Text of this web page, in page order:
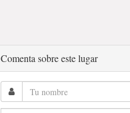
Comenta sobre este lugar